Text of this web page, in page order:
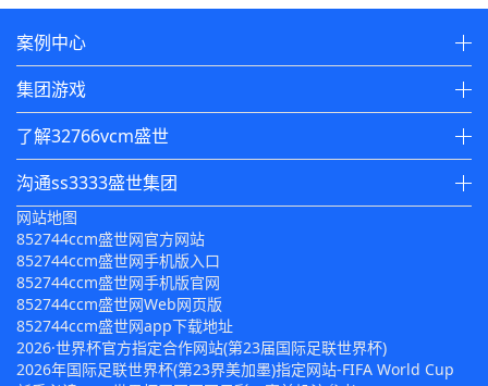
案例中心
集团游戏
了解32766vcm盛世
沟通ss3333盛世集团
网站地图
852744ccm盛世网官方网站
852744ccm盛世网手机版入口
852744ccm盛世网手机版官网
852744ccm盛世网Web网页版
852744ccm盛世网app下载地址
2026·世界杯官方指定合作网站(第23届国际足联世界杯)
2026年国际足联世界杯(第23界美加墨)指定网站-FIFA World Cup